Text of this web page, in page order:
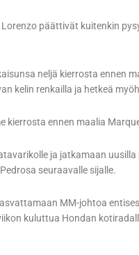
päättivät kuitenkin
neljä kierrosta ennen
kelin renkailla ja hetkeä
kierrosta ennen maalia
ja jatkamaan
seuraavalle sijalle.
MM-johtoa
kuluttua Hondan